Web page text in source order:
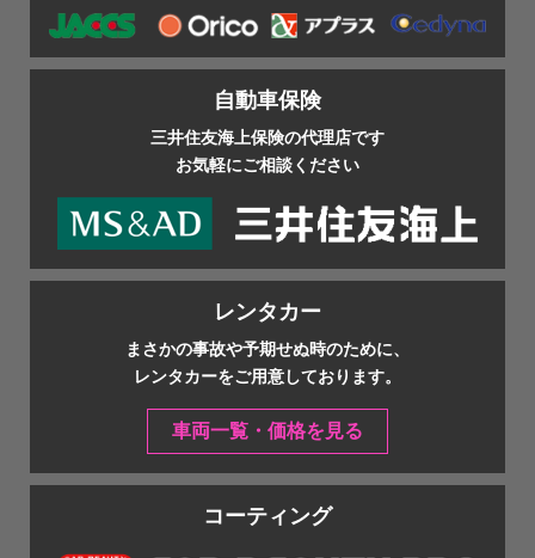
自動車保険
三井住友海上保険の代理店です
お気軽にご相談ください
レンタカー
まさかの事故や予期せぬ時のために、
レンタカーをご用意しております。
車両一覧・価格を見る
コーティング